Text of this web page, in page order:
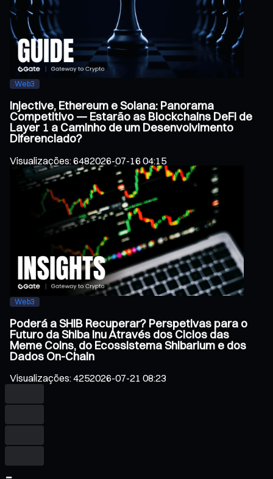
Web3
Injective, Ethereum e Solana: Panorama
Competitivo — Estarão as Blockchains DeFi de
Layer 1 a Caminho de um Desenvolvimento
Diferenciado?
Visualizações:6482026-07-16 04:15
Web3
Poderá a SHIB Recuperar? Perspetivas para o
Futuro da Shiba Inu Através dos Ciclos das
Meme Coins, do Ecossistema Shibarium e dos
Dados On-Chain
Visualizações:4252026-07-21 08:23